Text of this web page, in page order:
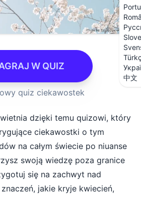
中文
W QUIZ
quiz ciekawostek
dzięki temu quizowi, który
ciekawostki o tym
na całym świecie po niuanse
swoją wiedzę poza granice
się na zachwyt nad
jakie kryje kwiecień,